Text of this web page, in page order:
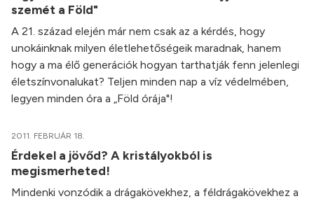
szemét a Föld"
A 21. század elején már nem csak az a kérdés, hogy
unokáinknak milyen életlehetőségeik maradnak, hanem
hogy a ma élő generációk hogyan tarthatják fenn jelenlegi
életszínvonalukat? Teljen minden nap a víz védelmében,
legyen minden óra a „Föld órája"!
2011. FEBRUÁR 18.
Érdekel a jövőd? A kristályokból is
megismerheted!
Mindenki vonzódik a drágakövekhez, a féldrágakövekhez a